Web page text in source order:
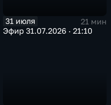
31 июля
21 мин
Эфир 31.07.2026 · 21:10